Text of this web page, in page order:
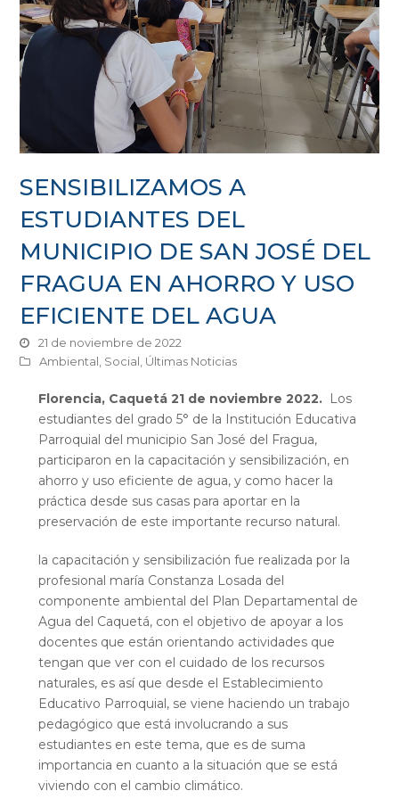
SENSIBILIZAMOS A
ESTUDIANTES DEL
MUNICIPIO DE SAN JOSÉ DEL
FRAGUA EN AHORRO Y USO
EFICIENTE DEL AGUA
21 de noviembre de 2022
Ambiental, Social, Últimas Noticias
Florencia, Caquetá 21de noviembre 2022.Los
estudiantes del grado 5° de la Institución Educativa
Parroquial del municipio San José del Fragua,
participaron en la capacitación y sensibilización, en
ahorro y uso eficiente de agua, y como hacer la
práctica desde sus casas para aportar en la
preservación de este importante recurso natural.
la capacitación y sensibilización fue realizada por la
profesional maría Constanza Losada del
componente ambiental del Plan Departamental de
Agua del Caquetá, con el objetivo de apoyar a los
docentes que están orientando actividades que
tengan que ver con el cuidado de los recursos
naturales, es así que desde el Establecimiento
Educativo Parroquial, se viene haciendo un trabajo
pedagógico que está involucrando a sus
estudiantes en este tema, que es de suma
importancia en cuanto a la situación que se está
viviendo con el cambio climático.